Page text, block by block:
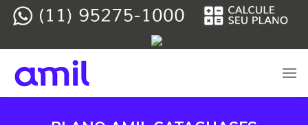
Skip